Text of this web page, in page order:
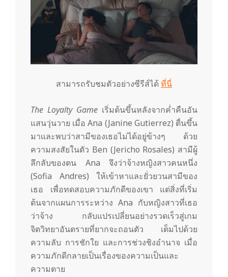
สามารถรับชมตัวอย่างซีรีส์ได้ ที่นี่
The Loyalty Game เริ่มต้นขึ้นหลังจากค่ำคืนอัน
แสนวุ่นวาย เมื่อ Ana (Janine Gutierrez) ตื่นขึ้น
มาและพบว่าสามีของเธอไม่ได้อยู่ข้างๆ ด้วย
ความสงสัยในตัว Ben (Jericho Rosales) สามีผู้
ลึกลับของตน Ana จึงว่าจ้างหญิงสาวคนหนึ่ง
(Sofia Andres) ให้เข้าหาและยั่วยวนสามีของ
เธอ เพื่อทดสอบความภักดีของเขา แต่สิ่งที่เริ่ม
ต้นจากแผนการระหว่าง Ana กับหญิงสาวที่เธอ
ว่าจ้าง กลับแปรเปลี่ยนอย่างรวดเร็วสู่เกม
จิตวิทยาอันตรายที่ยากจะถอนตัว เต็มไปด้วย
ความลับ การชักใย และการช่วงชิงอำนาจ เมื่อ
ความภักดีกลายเป็นเรื่องของความเป็นและ
ความตาย